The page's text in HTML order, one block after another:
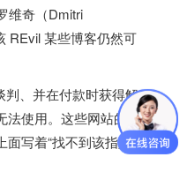
维奇（Dmitri
REvil 某些博客仍然可
判、并在付款时获得解
法使用。这些网站的访
面写着“找不到该指定